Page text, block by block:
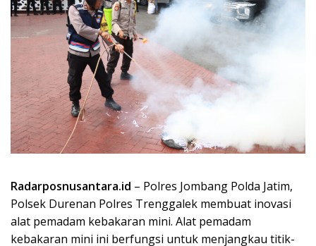
Radarposnusantara.id – Polres Jombang Polda Jatim,
Polsek Durenan Polres Trenggalek membuat inovasi
alat pemadam kebakaran mini. Alat pemadam
kebakaran mini ini berfungsi untuk menjangkau titik-